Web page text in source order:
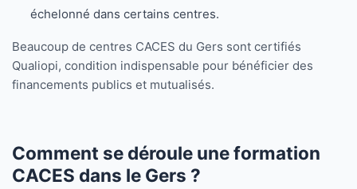
échelonné dans certains centres.
Beaucoup de centres CACES du Gers sont certifiés
Qualiopi, condition indispensable pour bénéficier des
financements publics et mutualisés.
Comment se déroule une formation
CACES dans le Gers ?